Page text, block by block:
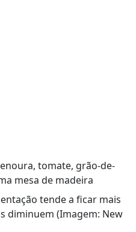
tende a ficar mais
diminuem (Imagem: New